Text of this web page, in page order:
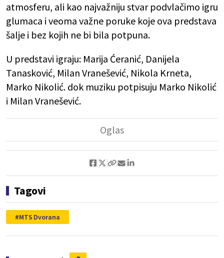
atmosferu, ali kao najvažniju stvar podvlačimo igru
glumaca i veoma važne poruke koje ova predstava
šalje i bez kojih ne bi bila potpuna.
U predstavi igraju: Marija Ćeranić, Danijela
Tanasković, Milan Vranešević, Nikola Krneta,
Marko Nikolić. dok muziku potpisuju Marko Nikolić
i Milan Vranešević.
Tagovi
MTS Dvorana